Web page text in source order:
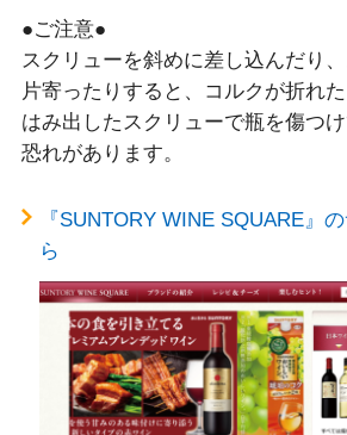
●ご注意●
スクリューを斜めに差し込んだり
片寄ったりすると、コルクが折れ
はみ出したスクリューで瓶を傷つ
恐れがあります。
『SUNTORY WINE SQUARE』
ら